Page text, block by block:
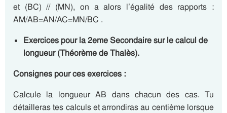
et (BC) // (MN), on a alors l’égalité des rapports :
AM/AB=AN/AC=MN/BC .
Exercices pour la 2eme Secondaire sur le calcul de
longueur (Théorème de Thalès).
Consignes pour ces exercices :
Calcule la longueur AB dans chacun des cas. Tu
détailleras tes calculs et arrondiras au centième lorsque